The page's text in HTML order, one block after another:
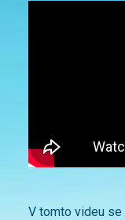
V tomto videu